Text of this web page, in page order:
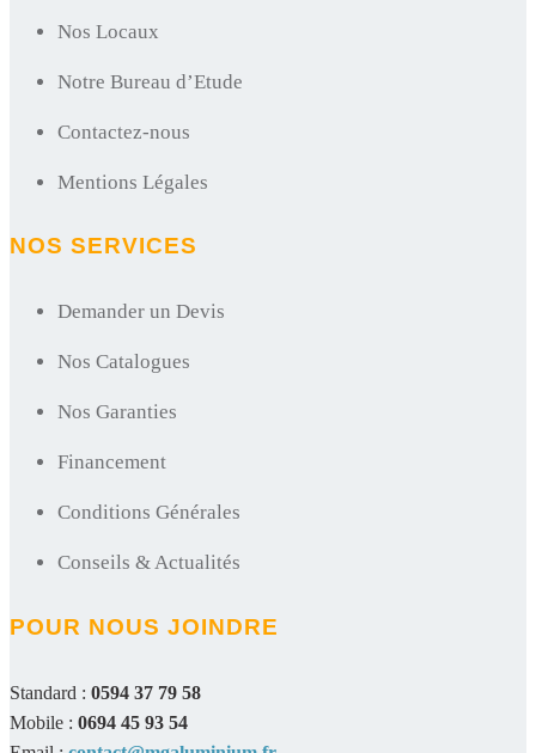
Nos Locaux
Notre Bureau d’Etude
Contactez-nous
Mentions Légales
NOS SERVICES
Demander un Devis
Nos Catalogues
Nos Garanties
Financement
Conditions Générales
Conseils & Actualités
POUR NOUS JOINDRE
Standard : 0594 37 79 58
Mobile : 0694 45 93 54